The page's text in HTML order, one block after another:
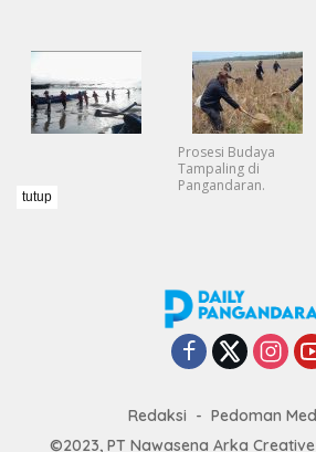
Prosesi Budaya
Tampaling di
Pangandaran.
Redaksi
Pedoman
©2023, PT Nawasena Arka
tutup